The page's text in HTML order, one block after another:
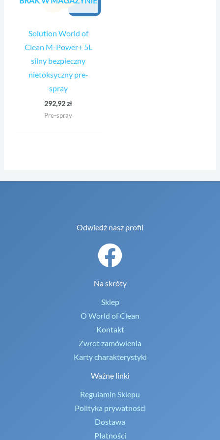
Solution World of
Clean M-Power+ 5L
silny bezpieczny
nietoksyczny pre-
spray
292,92zł
Pre-spray
Odwiedź nasz profil
Na skróty
Sklep
O World of Clean
Kontakt
Zwrot zamówienia
Karty charakterystyki
Ważne linki
Regulamin Sklepu
Polityka prywatności
Dostawa
Płatności